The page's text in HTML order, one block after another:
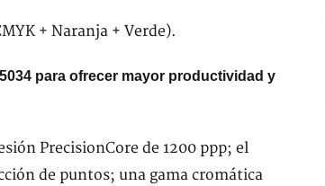
+ Naranja + Verde).
para ofrecer mayor productividad y
PrecisionCore de 1200 ppp; el
de puntos; una gama cromática